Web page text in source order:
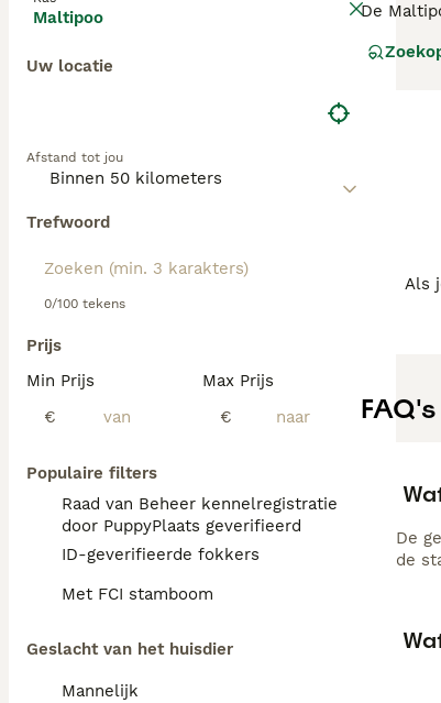
Maltipoo
Uw locatie
Afstand tot jou
Trefwoord
0/100 tekens
Prijs
Min Prijs
€
Max Prijs
€
Populaire filters
Raad van Beheer kennelregistratie
door PuppyPlaats geverifieerd
ID-geverifieerde fokkers
Met FCI stamboom
Geslacht van het huisdier
Mannelijk
De
hele
Lees
Als
FAQ's
De
de